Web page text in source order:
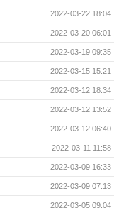
2022-03-22 18:04
2022-03-20 06:01
2022-03-19 09:35
2022-03-15 15:21
2022-03-12 18:34
2022-03-12 13:52
2022-03-12 06:40
2022-03-11 11:58
2022-03-09 16:33
2022-03-09 07:13
2022-03-05 09:04